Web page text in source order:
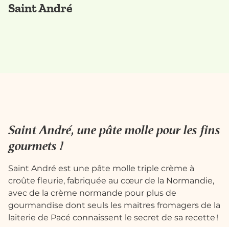
Saint André
Saint André, une pâte molle pour les fins
gourmets !
Saint André est une pâte molle triple crème à
croûte fleurie, fabriquée au cœur de la Normandie,
avec de la crème normande pour plus de
gourmandise dont seuls les maitres fromagers de la
laiterie de Pacé connaissent le secret de sa recette ! ​